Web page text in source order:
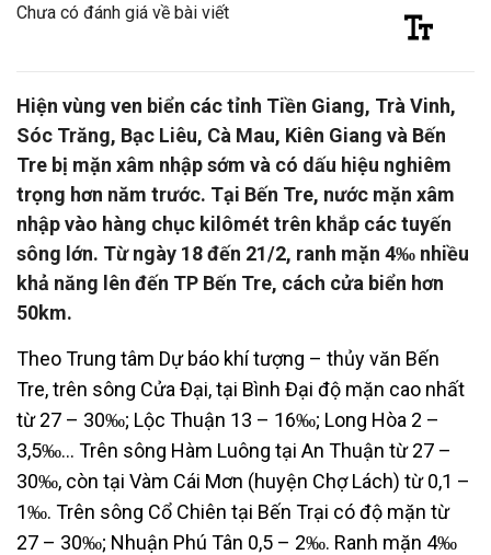
Chưa có đánh giá về bài viết
Hiện vùng ven biển các tỉnh Tiền Giang, Trà Vinh,
Sóc Trăng, Bạc Liêu, Cà Mau, Kiên Giang và Bến
Tre bị mặn xâm nhập sớm và có dấu hiệu nghiêm
trọng hơn năm trước. Tại Bến Tre, nước mặn xâm
nhập vào hàng chục kilômét trên khắp các tuyến
sông lớn. Từ ngày 18 đến 21/2, ranh mặn 4‰ nhiều
khả năng lên đến TP Bến Tre, cách cửa biển hơn
50km.
Theo Trung tâm Dự báo khí tượng – thủy văn Bến
Tre, trên sông Cửa Đại, tại Bình Đại độ mặn cao nhất
từ 27 – 30‰; Lộc Thuận 13 – 16‰; Long Hòa 2 –
3,5‰… Trên sông Hàm Luông tại An Thuận từ 27 –
30‰, còn tại Vàm Cái Mơn (huyện Chợ Lách) từ 0,1 –
1‰. Trên sông Cổ Chiên tại Bến Trại có độ mặn từ
27 – 30‰; Nhuận Phú Tân 0,5 – 2‰. Ranh mặn 4‰